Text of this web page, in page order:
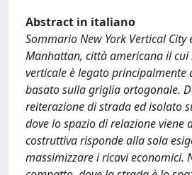
Abstract in italiano
Sommario New York Vertical
Manhattan, città americana il
verticale è legato principalmente
basato sulla griglia ortogonale.
reiterazione di strada ed isolato
dove lo spazio di relazione viene
costruttiva risponde alla sola
massimizzare i ricavi economici.